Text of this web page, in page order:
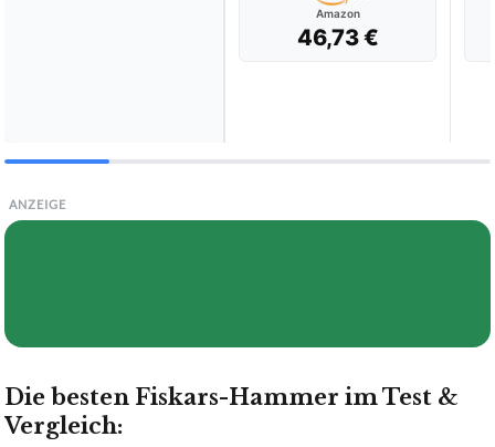
Amazon
46,73 €
ANZEIGE
Die besten Fiskars-Hammer im Test &
Vergleich: